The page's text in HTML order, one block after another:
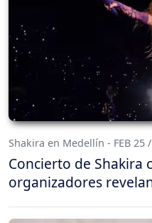
Shakira en Medellín - FEB 25
Concierto de Shakira
organizadores